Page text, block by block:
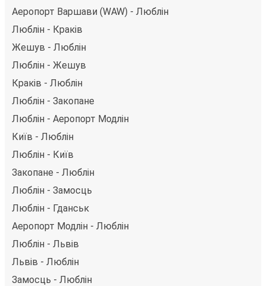
Аеропорт Варшави (WAW) - Люблін
Люблін - Краків
Жешув - Люблін
Люблін - Жешув
Краків - Люблін
Люблін - Закопане
Люблін - Aеропорт Модлін
Київ - Люблін
Люблін - Київ
Закопане - Люблін
Люблін - Замосць
Люблін - Гданськ
Aеропорт Модлін - Люблін
Люблін - Львів
Львів - Люблін
Замосць - Люблін